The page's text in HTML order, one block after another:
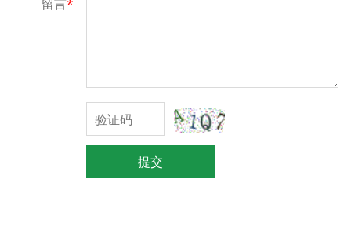
留言*
提交